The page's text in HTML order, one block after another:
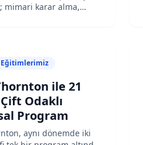
Eğitim, 78
mimari karar alma,
programın başarı
ile 21
Odaklı
Program
aynı dönemde iki